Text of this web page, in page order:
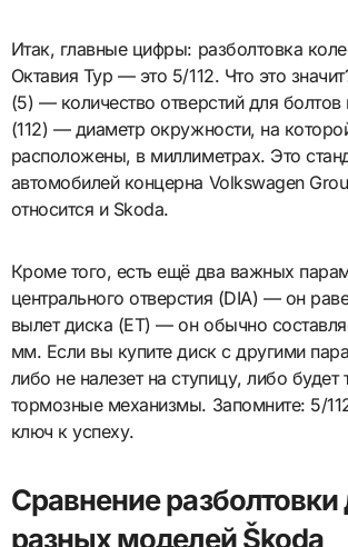
Итак, главные цифры: разболтовка
Октавия Тур — это 5/112. Что это
(5) — количество отверстий для болтов
(112) — диаметр окружности, на
расположены, в миллиметрах. Это
автомобилей концерна Volkswagen
относится и Skoda.
Кроме того, есть ещё два важных
центрального отверстия (DIA) — он
вылет диска (ET) — он обычно
мм. Если вы купите диск с другими
либо не налезет на ступицу, либо будет
тормозные механизмы. Запомните: 5/
ключ к успеху.
Сравнение разболтовки
разных моделей Škoda